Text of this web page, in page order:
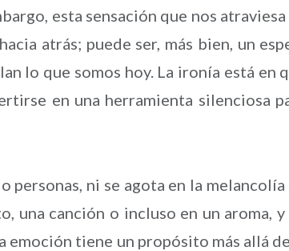
esta sensación que nos atraviesa
atrás; puede ser, más bien, un
lo que somos hoy. La ironía está en
en una herramienta silenciosa
personas, ni se agota en la melancolía
una canción o incluso en un aroma, y
emoción tiene un propósito más allá